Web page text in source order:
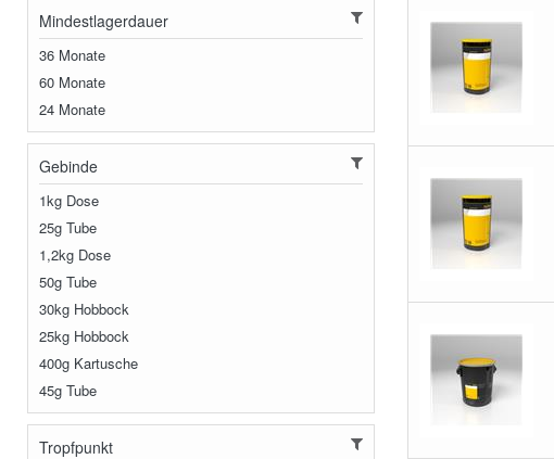
Mindestlagerdauer
36 Monate
60 Monate
24 Monate
Gebinde
1kg Dose
25g Tube
1,2kg Dose
50g Tube
30kg Hobbock
25kg Hobbock
400g Kartusche
45g Tube
Tropfpunkt